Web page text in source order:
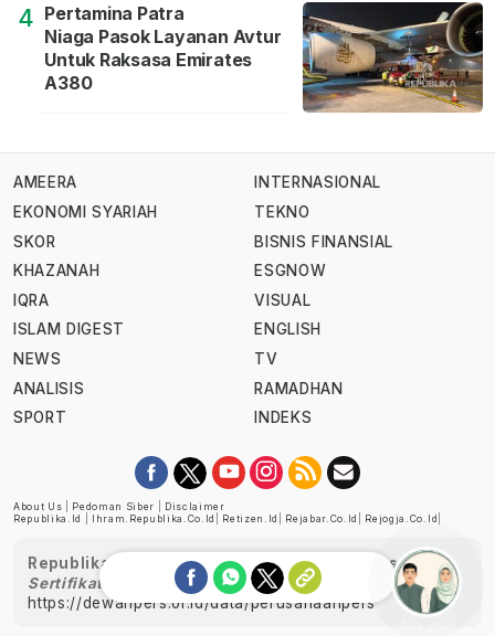
4 Pertamina Patra
Niaga Pasok Layanan Avtur
Untuk Raksasa Emirates
A380
AMEERA
EKONOMI SYARIAH
SKOR
KHAZANAH
IQRA
ISLAM DIGEST
NEWS
ANALISIS
SPORT
INTERNASIONAL
TEKNO
BISNIS FINANSIAL
ESGNOW
VISUAL
ENGLISH
TV
RAMADHAN
INDEKS
About Us Pedoman Siber
Disclaimer
Republika.id
Ihram.republika.co.id Retizen.id Rejabar.co.id Rejogja.co.id
Republika telah diverifikasi oleh Dewan Pers
Sertifikat Nomor 1058/DP-Verifikasi/K/XII/2022
https://dewanpers.or.id/data/perusahaanpers